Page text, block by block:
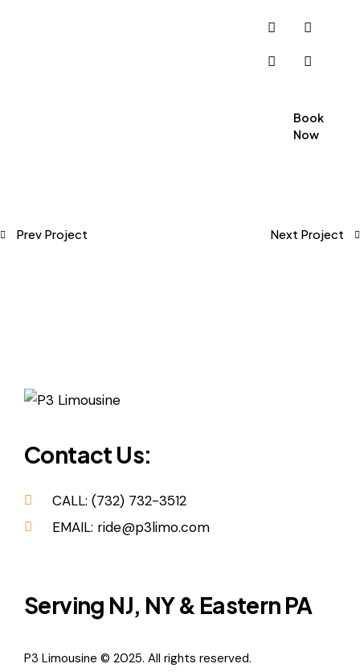
Book
Now
Prev Project Next Project
Contact Us:
CALL: (732) 732-3512
EMAIL: ride@p3limo.com
Serving NJ, NY & Eastern PA
P3 Limousine © 2025. All rights reserved.